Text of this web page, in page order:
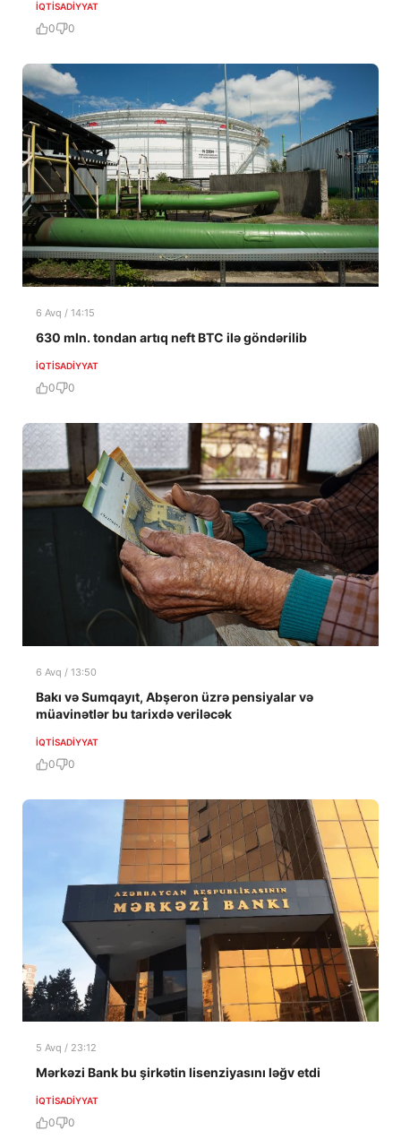
İQTISADIYYAT
0 0
6 Avq / 14:15
630 mln. tondan artıq neft BTC ilə göndərilib
İQTISADIYYAT
0 0
6 Avq / 13:50
Bakı və Sumqayıt, Abşeron üzrə pensiyalar və
müavinətlər bu tarixdə veriləcək
İQTISADIYYAT
0 0
5 Avq / 23:12
Mərkəzi Bank bu şirkətin lisenziyasını ləğv etdi
İQTISADIYYAT
0 0